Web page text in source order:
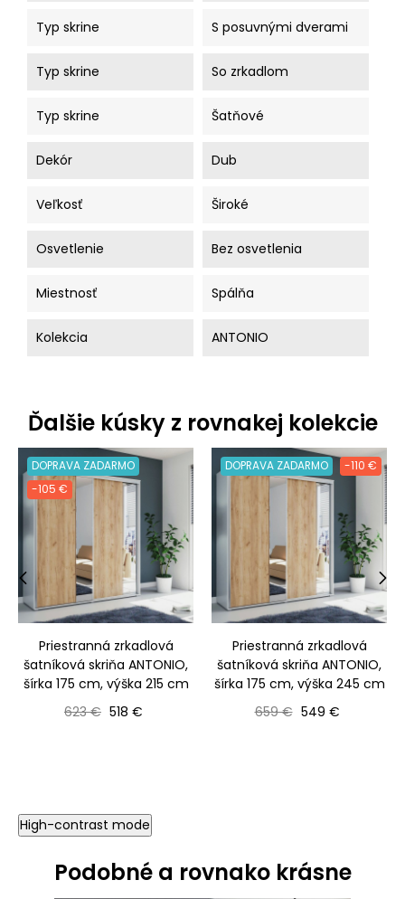
Typ skrine S posuvnými dverami
Typ skrine So zrkadlom
Typ skrine Šatňové
Dekór Dub
Veľkosť Široké
Osvetlenie Bez osvetlenia
Miestnosť Spálňa
Kolekcia ANTONIO
Ďalšie kúsky z rovnakej kolekcie
DOPRAVA ZADARMO
-105 €
Priestranná zrkadlová
šatníková skriňa ANTONIO,
šírka 175 cm, výška 215 cm
Bežná cena
623 € Cena
518 €
DOPRAVA ZADARMO -110 €
Priestranná zrkadlová
šatníková skriňa ANTONIO,
šírka 175 cm, výška 245 cm
Bežná cena
659 € Cena
549 €
‹ ›
High-contrast mode
Podobné a rovnako krásne